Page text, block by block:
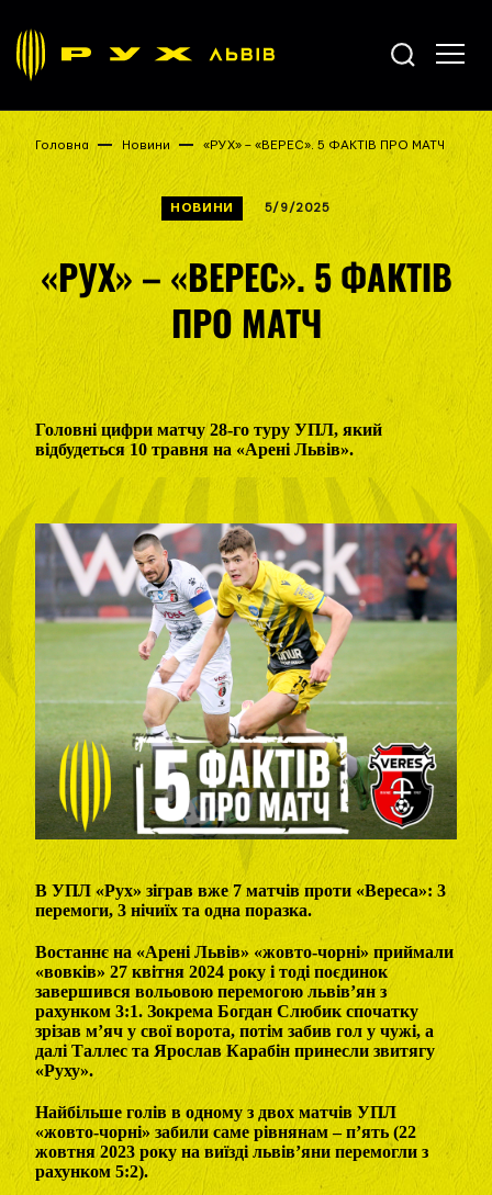
Головна Новини «РУХ» – «ВЕРЕС». 5 ФАКТІВ ПРО МАТЧ
НОВИНИ 5/9/2025
«РУХ» – «ВЕРЕС». 5 ФАКТІВ
ПРО МАТЧ
Головні цифри матчу 28-го туру УПЛ, який
відбудеться 10 травня на «Арені Львів».
В УПЛ «Рух» зіграв вже 7 матчів проти «Вереса»: 3
перемоги, 3 нічиїх та одна поразка.
Востаннє на «Арені Львів» «жовто-чорні» приймали
«вовків» 27 квітня 2024 року і тоді поєдинок
завершився вольовою перемогою львів’ян з
рахунком 3:1. Зокрема Богдан Слюбик спочатку
зрізав м’яч у свої ворота, потім забив гол у чужі, а
далі Таллес та Ярослав Карабін принесли звитягу
«Руху».
Найбільше голів в одному з двох матчів УПЛ
«жовто-чорні» забили саме рівнянам – п’ять (22
жовтня 2023 року на виїзді львів’яни перемогли з
рахунком 5:2).